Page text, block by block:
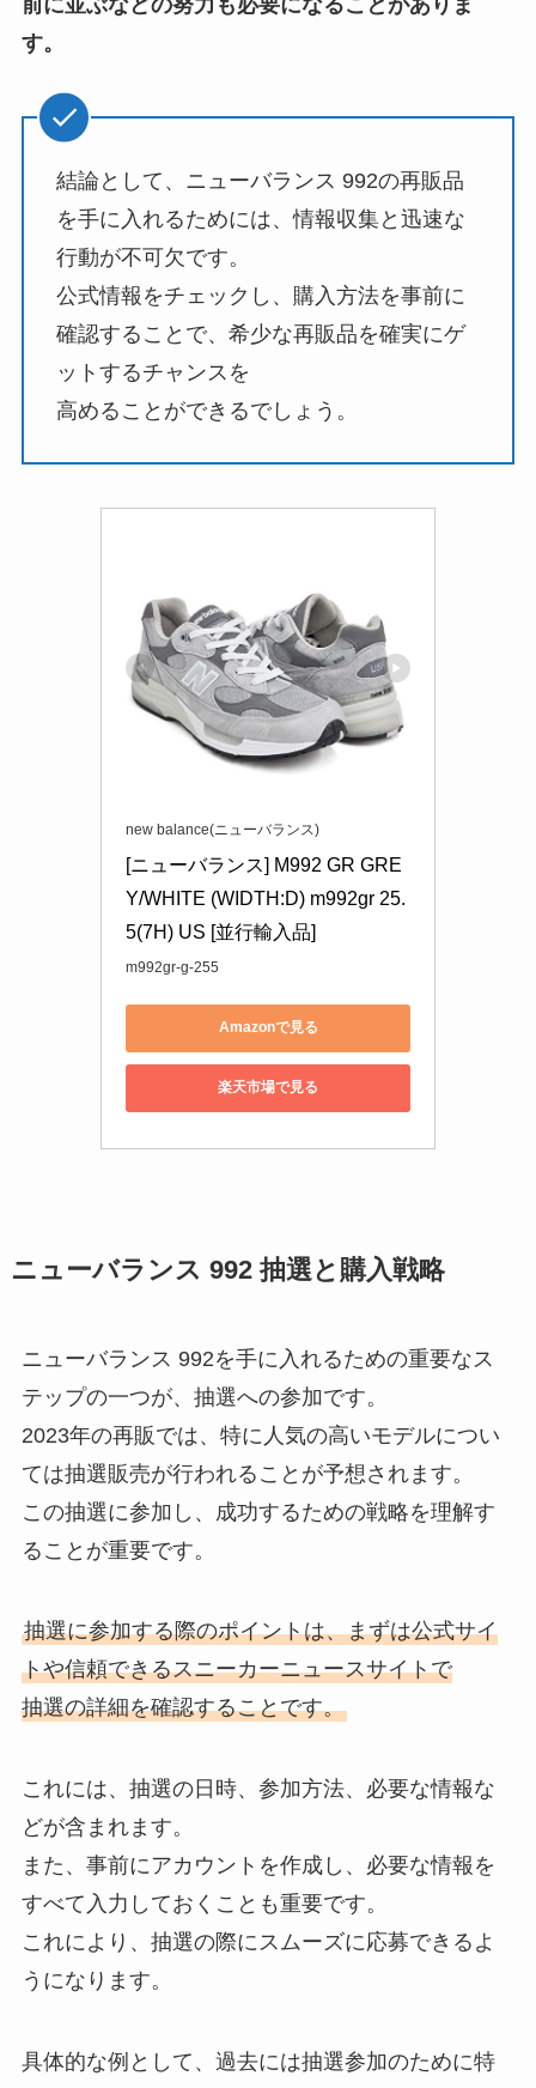
前に並ぶなどの努力も必要になることがありま
す。
結論として、ニューバランス 992の再販品
を手に入れるためには、情報収集と迅速な
行動が不可欠です。
公式情報をチェックし、購入方法を事前に
確認することで、希少な再販品を確実にゲ
ットするチャンスを
高めることができるでしょう。
new balance(ニューバランス)
[ニューバランス] M992 GR GRE
Y/WHITE (WIDTH:D) m992gr 25.
5(7H) US [並行輸入品]
m992gr-g-255
Amazonで見る
楽天市場で見る
ニューバランス 992 抽選と購入戦略
ニューバランス 992を手に入れるための重要なス
テップの一つが、抽選への参加です。
2023年の再販では、特に人気の高いモデルについ
ては抽選販売が行われることが予想されます。
この抽選に参加し、成功するための戦略を理解す
ることが重要です。
抽選に参加する際のポイントは、まずは公式サイ
トや信頼できるスニーカーニュースサイトで
抽選の詳細を確認することです。
これには、抽選の日時、参加方法、必要な情報な
どが含まれます。
また、事前にアカウントを作成し、必要な情報を
すべて入力しておくことも重要です。
これにより、抽選の際にスムーズに応募できるよ
うになります。
具体的な例として、過去には抽選参加のために特